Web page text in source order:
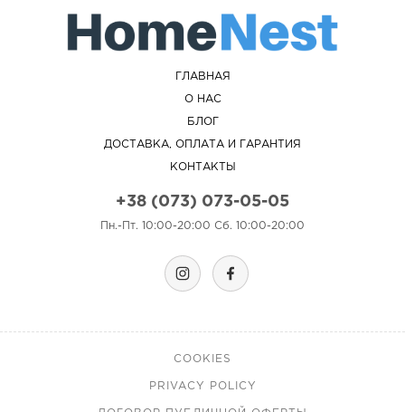
ГЛАВНАЯ
О НАС
БЛОГ
ДОСТАВКА, ОПЛАТА И ГАРАНТИЯ
КОНТАКТЫ
+38 (073) 073-05-05
Пн.-Пт. 10:00-20:00 Сб. 10:00-20:00
COOKIES
PRIVACY POLICY